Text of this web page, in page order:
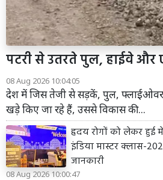
पटरी से उतरते पुल, हाईवे और
08 Aug 2026 10:04:05
देश में जिस तेजी से सड़कें, पुल, फ्लाईओवर
खड़े किए जा रहे हैं, उससे विकास की...
हृदय रोगों को लेकर हुई
इंडिया मास्टर क्लास-
जानकारी
08 Aug 2026 10:00:47